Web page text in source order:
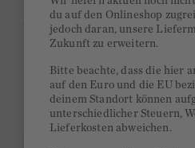
Ab 300€ versandkostenfrei
DAS KÖNNTE DIR
du auf den Onlineshop
jedoch daran, unsere
Zukunft zu erweitern.
Bitte beachte, dass die hier
auf den Euro und die EU
deinem Standort können
unterschiedlicher Steuern,
Lieferkosten abweichen.